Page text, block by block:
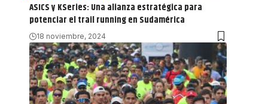
ASICS y KSeries: Una alianza estratégica para
potenciar el trail running en Sudamérica
18 noviembre, 2024